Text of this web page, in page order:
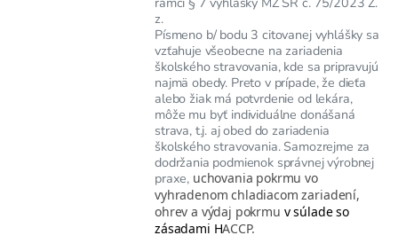
z.
Písmeno b/ bodu 3 citovanej vyhlášky sa
vzťahuje všeobecne na zariadenia
školského stravovania, kde sa pripravujú
najmä obedy. Preto v prípade, že dieťa
alebo žiak má potvrdenie od lekára,
môže mu byť individuálne donášaná
strava, t.j. aj obed do zariadenia
školského stravovania. Samozrejme za
dodržania podmienok správnej výrobnej
praxe, uchovania pokrmu vo
vyhradenom chladiacom zariadení,
ohrev a výdaj pokrmu v súlade so
zásadami HACCP.